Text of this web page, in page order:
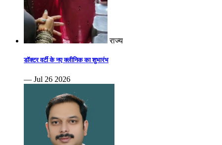
राज्य
डॉक्टर वर्टी के नए क्लीनिक का शुभारंभ
— Jul 26 2026